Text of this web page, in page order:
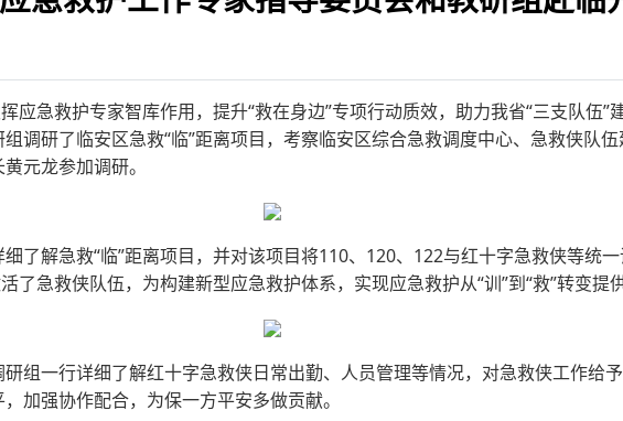
应急救护专家智库作用，提升“救在身边”专项行动质效，助力我省“三支队伍
调研了临安区急救“临”距离项目，考察临安区综合急救调度中心、急救侠队
元龙参加调研。
了解急救“临”距离项目，并对该项目将110、120、122与红十字急救侠等统
了急救侠队伍，为构建新型应急救护体系，实现应急救护从“训”到“救”转变提
组一行详细了解红十字急救侠日常出勤、人员管理等情况，对急救侠工作给
加强协作配合，为保一方平安多做贡献。